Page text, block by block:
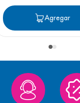
AgregarAgregar